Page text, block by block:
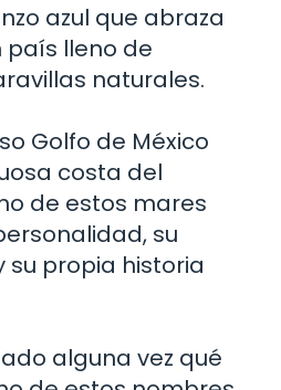
azul que abraza
país lleno de
naturales.
Golfo de México
costa del
de estos mares
su
su propia historia
alguna vez qué